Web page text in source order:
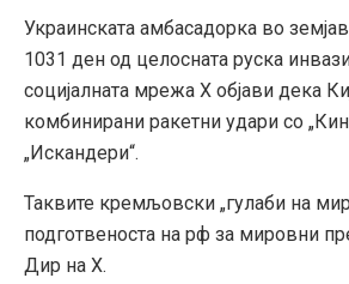
Украинската амбасадорка во
1031 ден од целосната руска
социјалната мрежа Х објави дека
комбинирани ракетни удари со
„Искандери“.
Таквите кремљовски „гулаби на
подготвеноста на рф за мировни
Дир на Х.